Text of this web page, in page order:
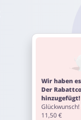
Wir haben
Der
hinzugefügt!
11,50 €